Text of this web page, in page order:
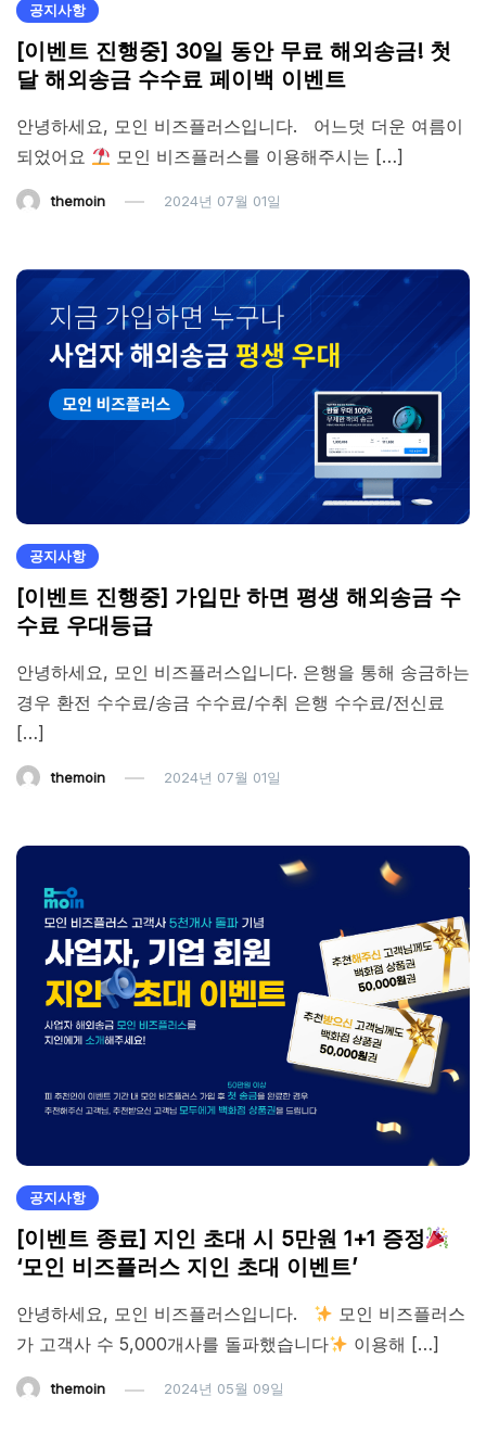
공지사항
[이벤트 진행중] 30일 동안 무료 해외송금! 첫
달 해외송금 수수료 페이백 이벤트
안녕하세요, 모인 비즈플러스입니다. 어느덧 더운 여름이
되었어요
모인 비즈플러스를 이용해주시는 […]
themoin 2024년 07월 01일
공지사항
[이벤트 진행중] 가입만 하면 평생 해외송금 수
수료 우대등급
안녕하세요, 모인 비즈플러스입니다. 은행을 통해 송금하는
경우 환전 수수료/송금 수수료/수취 은행 수수료/전신료
[…]
themoin 2024년 07월 01일
공지사항
[이벤트 종료] 지인 초대 시 5만원 1+1 증정
‘모인 비즈플러스 지인 초대 이벤트’
안녕하세요, 모인 비즈플러스입니다.
모인 비즈플러스
가 고객사 수 5,000개사를 돌파했습니다
이용해 […]
themoin 2024년 05월 09일